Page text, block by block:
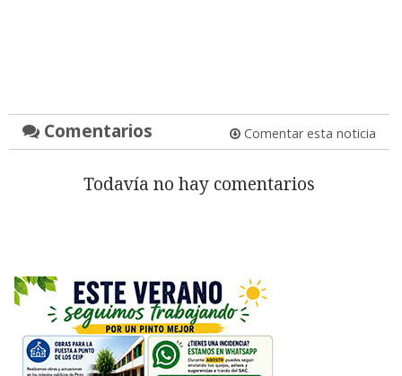
Comentarios Comentar esta noticia
Todavía no hay comentarios